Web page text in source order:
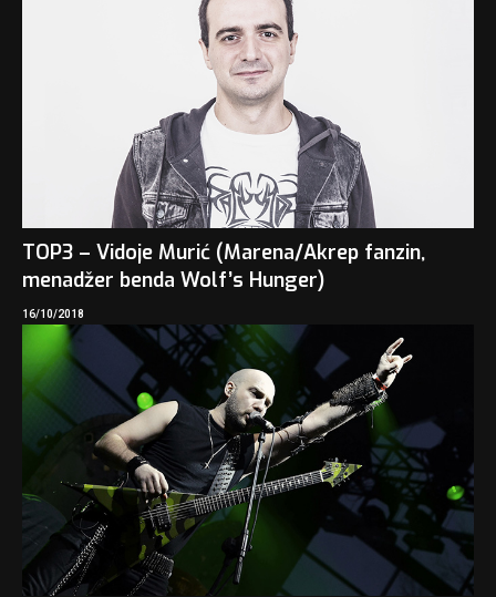
TOP3 – Vidoje Murić (Marena/Akrep fanzin,
menadžer benda Wolf’s Hunger)
16/10/2018